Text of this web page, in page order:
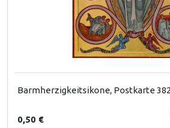
Barmherzigkeitsikone, Postkarte 382
0,50 €